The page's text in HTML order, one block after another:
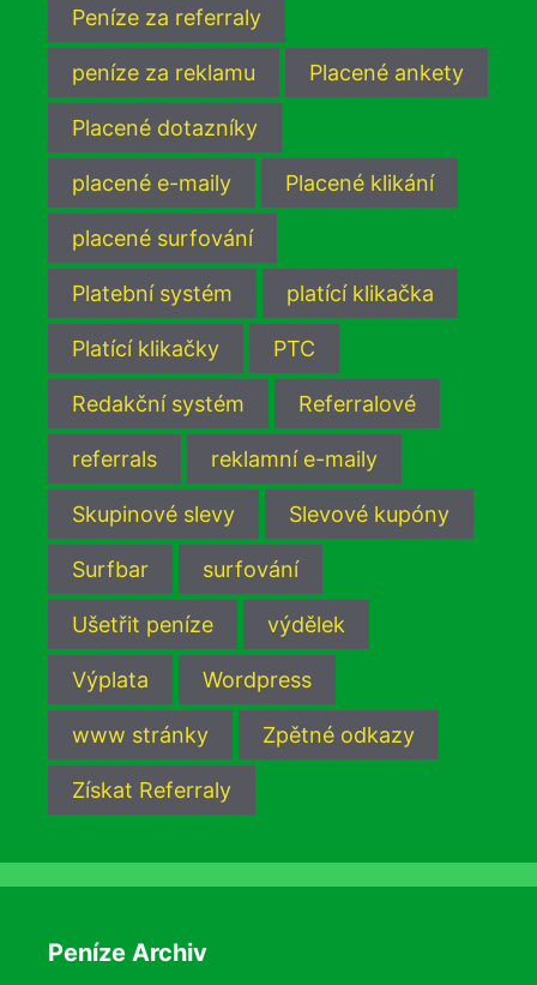
Peníze za referraly
peníze za reklamu Placené ankety
Placené dotazníky
placené e-maily Placené klikání
placené surfování
Platební systém platící klikačka
Platící klikačky PTC
Redakční systém Referralové
referrals reklamní e-maily
Skupinové slevy Slevové kupóny
Surfbar surfování
Ušetřit peníze výdělek
Výplata Wordpress
www stránky Zpětné odkazy
Získat Referraly
Peníze Archiv